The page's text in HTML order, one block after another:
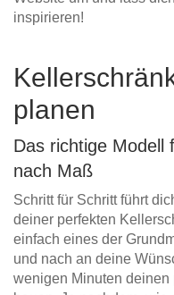
inspirieren!
planen
Das richtige Modell
nach Maß
Schritt für Schritt führt
deiner perfekten
einfach eines der
und nach an deine
wenigen Minuten